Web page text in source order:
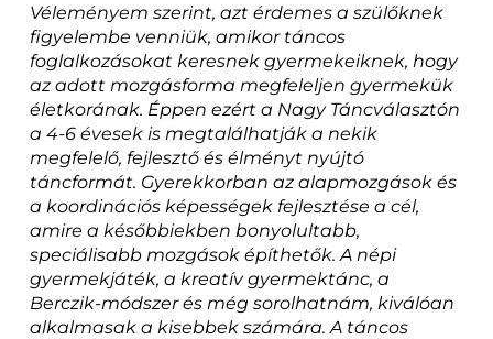
Véleményem szerint, azt érdemes a szülőknek
figyelembe venniük, amikor táncos
foglalkozásokat keresnek gyermekeiknek, hogy
az adott mozgásforma megfeleljen gyermekük
életkorának. Éppen ezért a Nagy Táncválasztón
a 4-6 évesek is megtalálhatják a nekik
megfelelő, fejlesztő és élményt nyújtó
táncformát. Gyerekkorban az alapmozgások és
a koordinációs képességek fejlesztése a cél,
amire a későbbiekben bonyolultabb,
speciálisabb mozgások építhetők. A népi
gyermekjáték, a kreatív gyermektánc, a
Berczik-módszer és még sorolhatnám, kiválóan
alkalmasak a kisebbek számára. A táncos